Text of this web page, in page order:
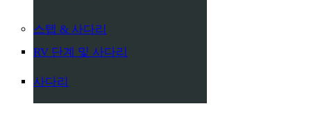
스텝 & 사다리
RV 단계 및 사다리
사다리